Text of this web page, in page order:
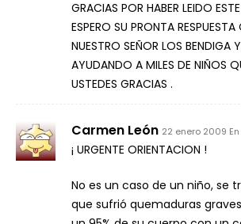
GRACIAS POR HABER LEIDO
ESPERO SU PRONTA
NUESTRO SEÑOR LOS BENDIGA
AYUDANDO A MILES DE NIÑOS
USTEDES GRACIAS .
Carmen León 22 enero 2009 En
¡ URGENTE ORIENTACION !
No es un caso de un niño, se
que sufrió quemaduras